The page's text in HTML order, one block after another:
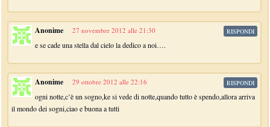
Anonime 27 novembre 2012 alle 21:30
e se cade una stella dal cielo la dedico a noi….
RISPONDI
Anonime 29 ottobre 2012 alle 22:16
ogni notte,c’è un sogno,ke si vede di notte,quando tutto è spendo,allora arriva
il mondo dei sogni,ciao e buona a tutti
RISPONDI